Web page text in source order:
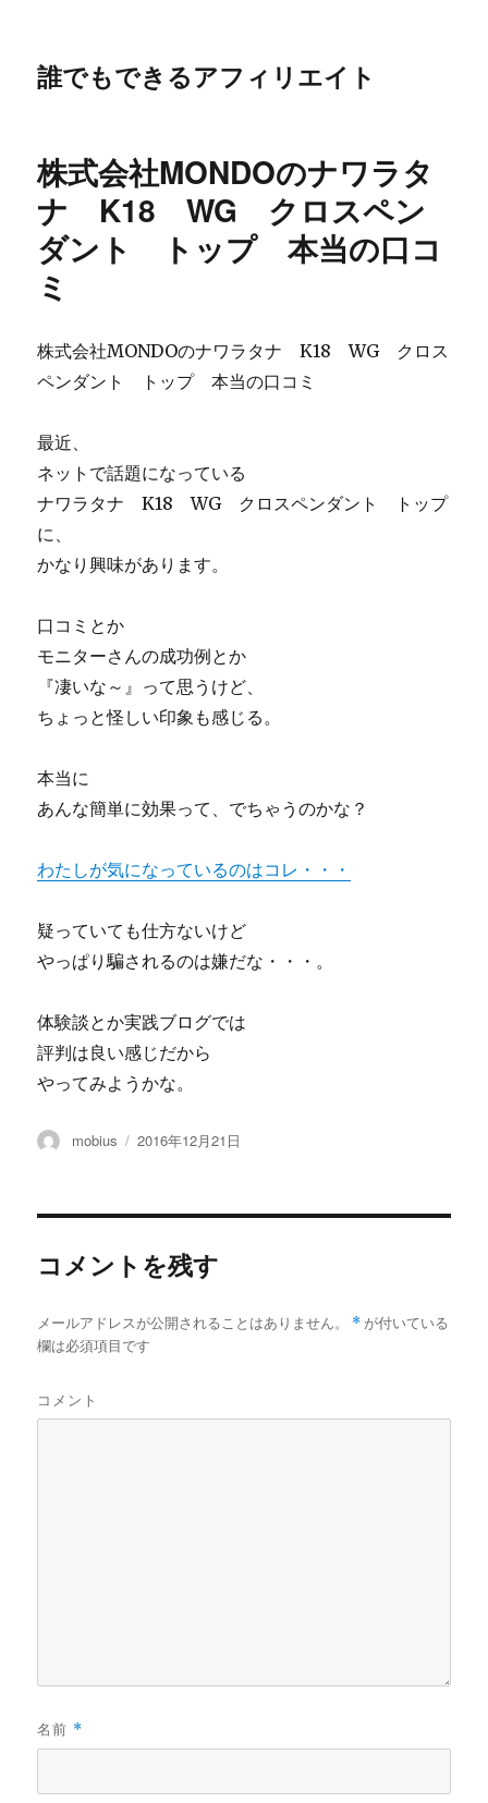
誰でもできるアフィリエイト
株式会社MONDOのナワラタ
ナ K18 WG クロスペン
ダント トップ 本当の口コ
ミ
株式会社MONDOのナワラタナ K18 WG クロス
ペンダント トップ 本当の口コミ
最近、
ネットで話題になっている
ナワラタナ K18 WG クロスペンダント トップ
に、
かなり興味があります。
口コミとか
モニターさんの成功例とか
『凄いな～』って思うけど、
ちょっと怪しい印象も感じる。
本当に
あんな簡単に効果って、でちゃうのかな？
わたしが気になっているのはコレ・・・
疑っていても仕方ないけど
やっぱり騙されるのは嫌だな・・・。
体験談とか実践ブログでは
評判は良い感じだから
やってみようかな。
投
mobius
投
2016年12月21日
コメントを残す
メールアドレスが公開されることはありません。 * が付いている
欄は必須項目です
コメント
名前 *